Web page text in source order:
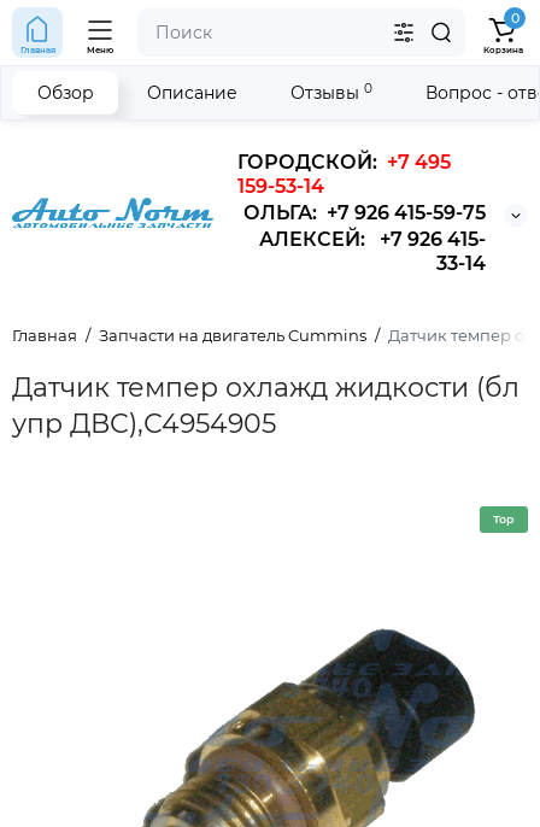
ГОРОДСКОЙ: +7 495
159-53-14
ОЛЬГА: +7 926 415-59-75
АЛЕКСЕЙ: +7 926 415-
33-14
Главная Меню
0
Корзина
Главная Запчасти на двигатель Cummins Датчик темпер
Датчик темпер охлажд жидкости (бл
упр ДВС),С4954905
Обзор Описание Отзывы 0 Вопрос -
Top